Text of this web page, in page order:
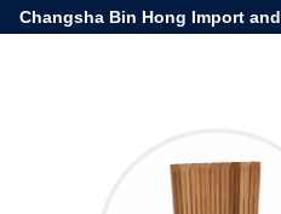
Changsha Bin Hong Import